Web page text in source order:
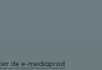
de e-mediaprod